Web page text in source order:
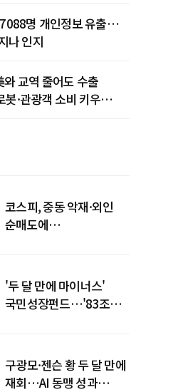
명 개인정보 유출…
나 인지
교역 줄어도 수출
·관광객 소비 키우는
코스피, 중동 악재·외인
순매도에
'두 달 만에 마이너스'
국민성장펀드…'83조
구광모·젠슨 황 두 달 만에
재회…AI 동맹 성과